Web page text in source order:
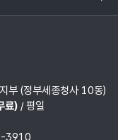
부 (정부세종청사 10동)
료)/ 평일
3910